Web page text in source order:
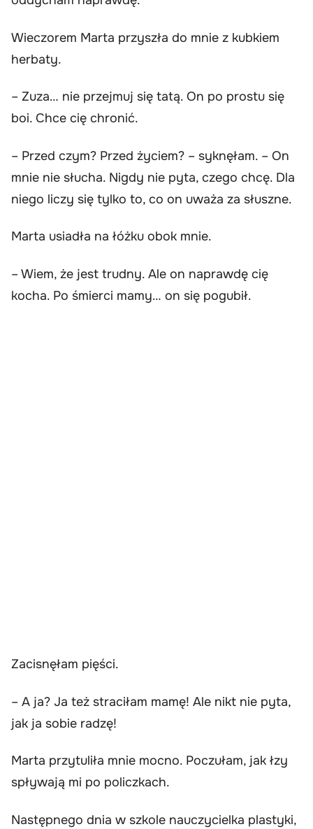
Wieczorem Marta przyszła do mnie z kubkiem
herbaty.
– Zuza… nie przejmuj się tatą. On po prostu się
boi. Chce cię chronić.
– Przed czym? Przed życiem? – syknęłam. – On
mnie nie słucha. Nigdy nie pyta, czego chcę. Dla
niego liczy się tylko to, co on uważa za słuszne.
Marta usiadła na łóżku obok mnie.
– Wiem, że jest trudny. Ale on naprawdę cię
kocha. Po śmierci mamy… on się pogubił.
Zacisnęłam pięści.
– A ja? Ja też straciłam mamę! Ale nikt nie pyta,
jak ja sobie radzę!
Marta przytuliła mnie mocno. Poczułam, jak łzy
spływają mi po policzkach.
Następnego dnia w szkole nauczycielka plastyki,